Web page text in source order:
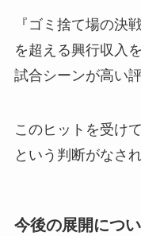
『ゴミ捨て場の決
を超える興行収入
試合シーンが高い
このヒットを受け
という判断がなさ
今後の展開につ